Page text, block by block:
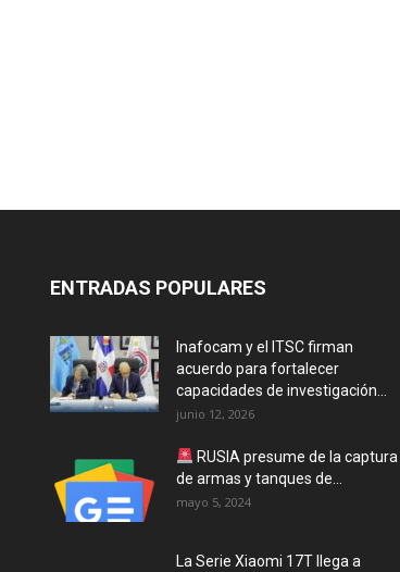
ENTRADAS POPULARES
Inafocam y el ITSC firman
acuerdo para fortalecer
capacidades de investigación...
junio 12, 2026
RUSIA presume de la captura
de armas y tanques de...
mayo 5, 2024
La Serie Xiaomi 17T llega a